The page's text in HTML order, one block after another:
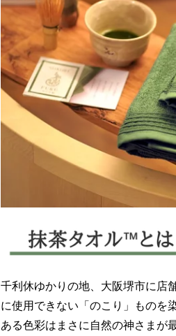
千利休ゆかりの地、大阪堺市に店
に使用できない「のこり」ものを
ある色彩はまさに自然の神さまが